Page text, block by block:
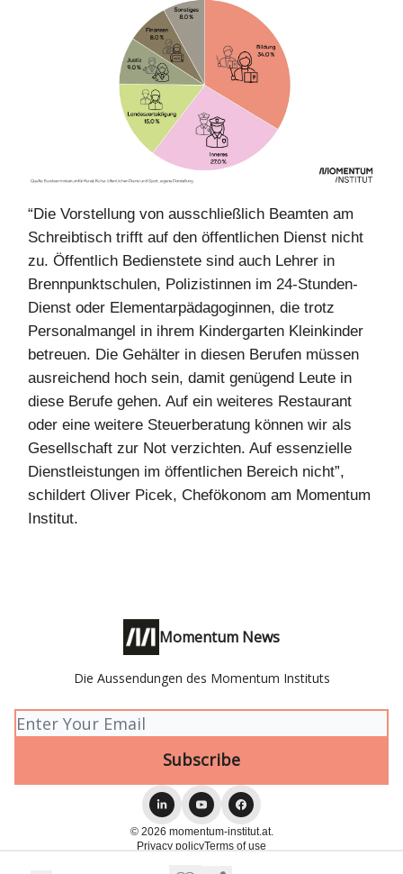
“Die Vorstellung von ausschließlich Beamten am
Schreibtisch trifft auf den öffentlichen Dienst nicht
zu. Öffentlich Bedienstete sind auch Lehrer in
Brennpunktschulen, Polizistinnen im 24-Stunden-
Dienst oder Elementarpädagoginnen, die trotz
Personalmangel in ihrem Kindergarten Kleinkinder
betreuen. Die Gehälter in diesen Berufen müssen
ausreichend hoch sein, damit genügend Leute in
diese Berufe gehen. Auf ein weiteres Restaurant
oder eine weitere Steuerberatung können wir als
Gesellschaft zur Not verzichten. Auf essenzielle
Dienstleistungen im öffentlichen Bereich nicht”,
schildert Oliver Picek, Chefökonom am Momentum
Institut.
Momentum News
Die Aussendungen des Momentum Instituts
© 2026 momentum-institut.at.
Privacy policyTerms of use
Powered by beehiiv